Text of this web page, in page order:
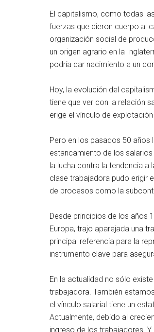
El capitalismo, como todas
fuerzas que dieron cuerpo al
organización social de
un origen agrario en la
podría dar nacimiento a un
Hoy, la evolución del
tiene que ver con la relación
erige el vínculo de
Pero en los pasados 50 años
estancamiento de los
la lucha contra la tendencia a
clase trabajadora pudo erigir
de procesos como la
Desde principios de los años
Europa, trajo aparejada una
principal referencia para la
instrumento clave para
En la actualidad no sólo
trabajadora. También
el vínculo salarial tiene un
Actualmente, debido al
ingreso de los trabajadores.